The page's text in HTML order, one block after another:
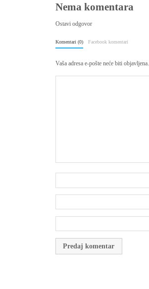
Nema komentara
Ostavi odgovor
Komentari (0) Facebook komentari
Vaša adresa e-pošte neće biti objavljena.